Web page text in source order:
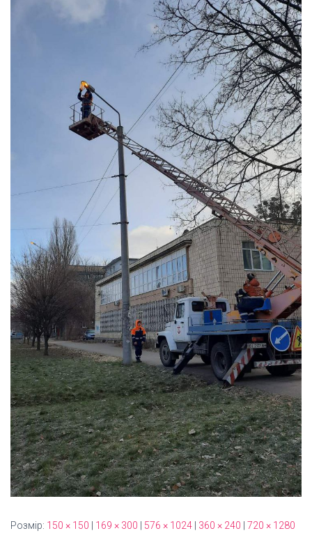
Ц
І
Ю
Розмір: 150 × 150 169 × 300 576 × 1024 360 × 240 720 × 1280